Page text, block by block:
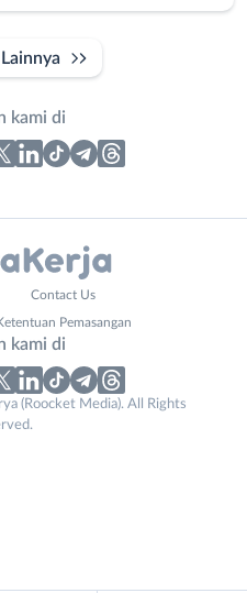
kami di
Contact Us
Pemasangan
kami di
(Roocket Media). All Rights